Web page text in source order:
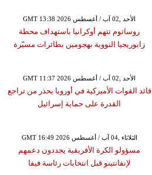
GMT 13:38 2026 الأحد ,02 آب / أغسطس
روساتوم تتهم أوكرانيا باستهداف محطة
زابوريجيا النووية بهجومين بطائرات مسيّرة
GMT 11:37 2026 الأحد ,02 آب / أغسطس
قائد القوات الأميركية في أوروبا يحذر من تراجع
القدرة على حماية إسرائيل
GMT 16:49 2026 الثلاثاء ,04 آب / أغسطس
مسؤولو الكرة الأفريقية يجددون دعمهم
لإنفانتينو قبل انتخابات رئاسة فيفا